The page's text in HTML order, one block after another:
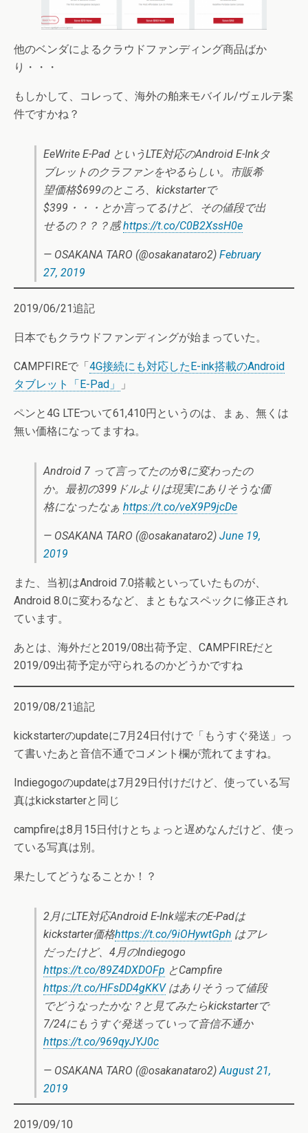
他のベンダによるクラウドファンディング商品ばか
り・・・
もしかして、コレって、海外の舶来モバイル/ヴェルテ案
件ですかね？
EeWrite E-Pad というLTE対応のAndroid E-Inkタ
ブレットのクラファンをやるらしい。市販希
望価格$699のところ、kickstarterで
$399・・・とか言ってるけど、その値段で出
せるの？？？感https://t.co/C0B2XssH0e
— OSAKANA TARO (@osakanataro2) February
27, 2019
2019/06/21追記
日本でもクラウドファンディングが始まっていた。
CAMPFIREで「4G接続にも対応したE-ink搭載のAndroid
タブレット「E-Pad」
」
ペンと4G LTEついて61,410円というのは、まぁ、無くは
無い価格になってますね。
Android 7 って言ってたのが8に変わったの
か。最初の399ドルよりは現実にありそうな価
格になったなぁ https://t.co/veX9P9jcDe
— OSAKANA TARO (@osakanataro2) June 19,
2019
また、当初はAndroid 7.0搭載といっていたものが、
Android 8.0に変わるなど、まともなスペックに修正され
ています。
あとは、海外だと2019/08出荷予定、CAMPFIREだと
2019/09出荷予定が守られるのかどうかですね
2019/08/21追記
kickstarterのupdateに7月24日付けで「もうすぐ発送」っ
て書いたあと音信不通でコメント欄が荒れてますね。
Indiegogoのupdateは7月29日付けだけど、使っている写
真はkickstarterと同じ
campfireは8月15日付けとちょっと遅めなんだけど、使っ
ている写真は別。
果たしてどうなることか！？
2月にLTE対応Android E-Ink端末のE-Padは
kickstarter価格https://t.co/9iOHywtGph はアレ
だったけど、4月のIndiegogo
https://t.co/89Z4DXDOFp とCampfire
https://t.co/HFsDD4gKKVはありそうって値段
でどうなったかな？と見てみたらkickstarterで
7/24にもうすぐ発送っていって音信不通か
https://t.co/969qyJYJ0c
— OSAKANA TARO (@osakanataro2) August 21,
2019
2019/09/10